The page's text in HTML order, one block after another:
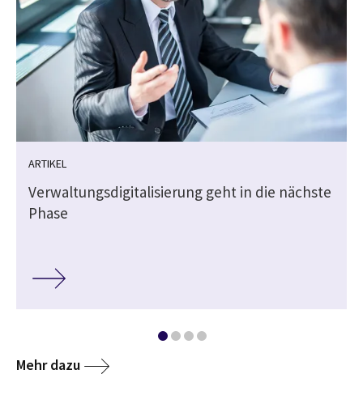
ARTIKEL
Verwaltungsdigitalisierung geht in die nächste
Phase
Mehr dazu